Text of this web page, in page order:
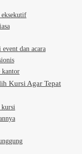
dan acara
kantor
Kursi Agar Tepat
kursi